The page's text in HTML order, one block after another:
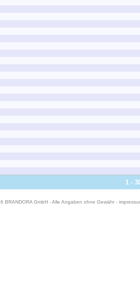
1 -
BRANDORA GmbH - Alle Angaben ohne Gewähr -